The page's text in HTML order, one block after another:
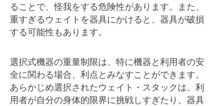
ることで、怪我をする危険性があります。また、
重すぎるウェイトを器具にかけると、器具が破損
する可能性もあります。
選択式機器の重量制限は、特に機器と利用者の安
全に関わる場合、利点とみなすことができます。
あらかじめ選択されたウェイト・スタックは、利
用者が自分の身体的限界に挑戦しすぎたり、器具